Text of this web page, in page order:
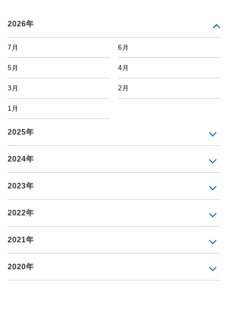
2026年
7月 6月
5月 4月
3月 2月
1月
2025年
2024年
2023年
2022年
2021年
2020年